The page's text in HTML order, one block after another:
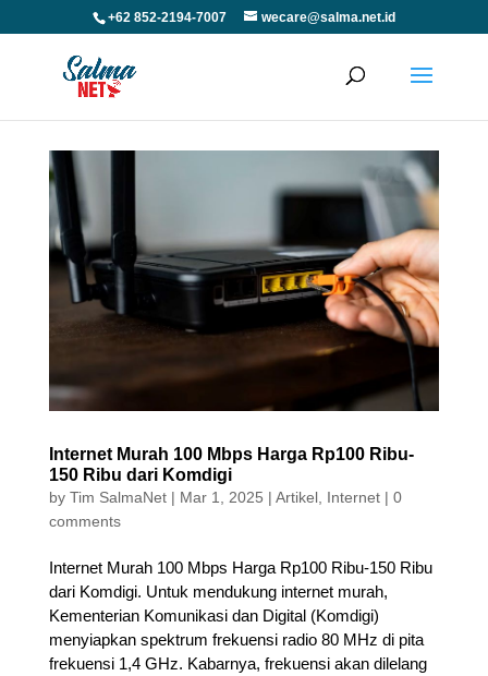
+62 852-2194-7007 wecare@salma.net.id
Internet Murah 100 Mbps Harga Rp100 Ribu-
150 Ribu dari Komdigi
by Tim SalmaNet| Mar 1, 2025 | Artikel, Internet| 0
comments
Internet Murah 100 Mbps Harga Rp100 Ribu-150 Ribu
dari Komdigi. Untuk mendukung internet murah,
Kementerian Komunikasi dan Digital (Komdigi)
menyiapkan spektrum frekuensi radio 80 MHz di pita
frekuensi 1,4 GHz. Kabarnya, frekuensi akan dilelang